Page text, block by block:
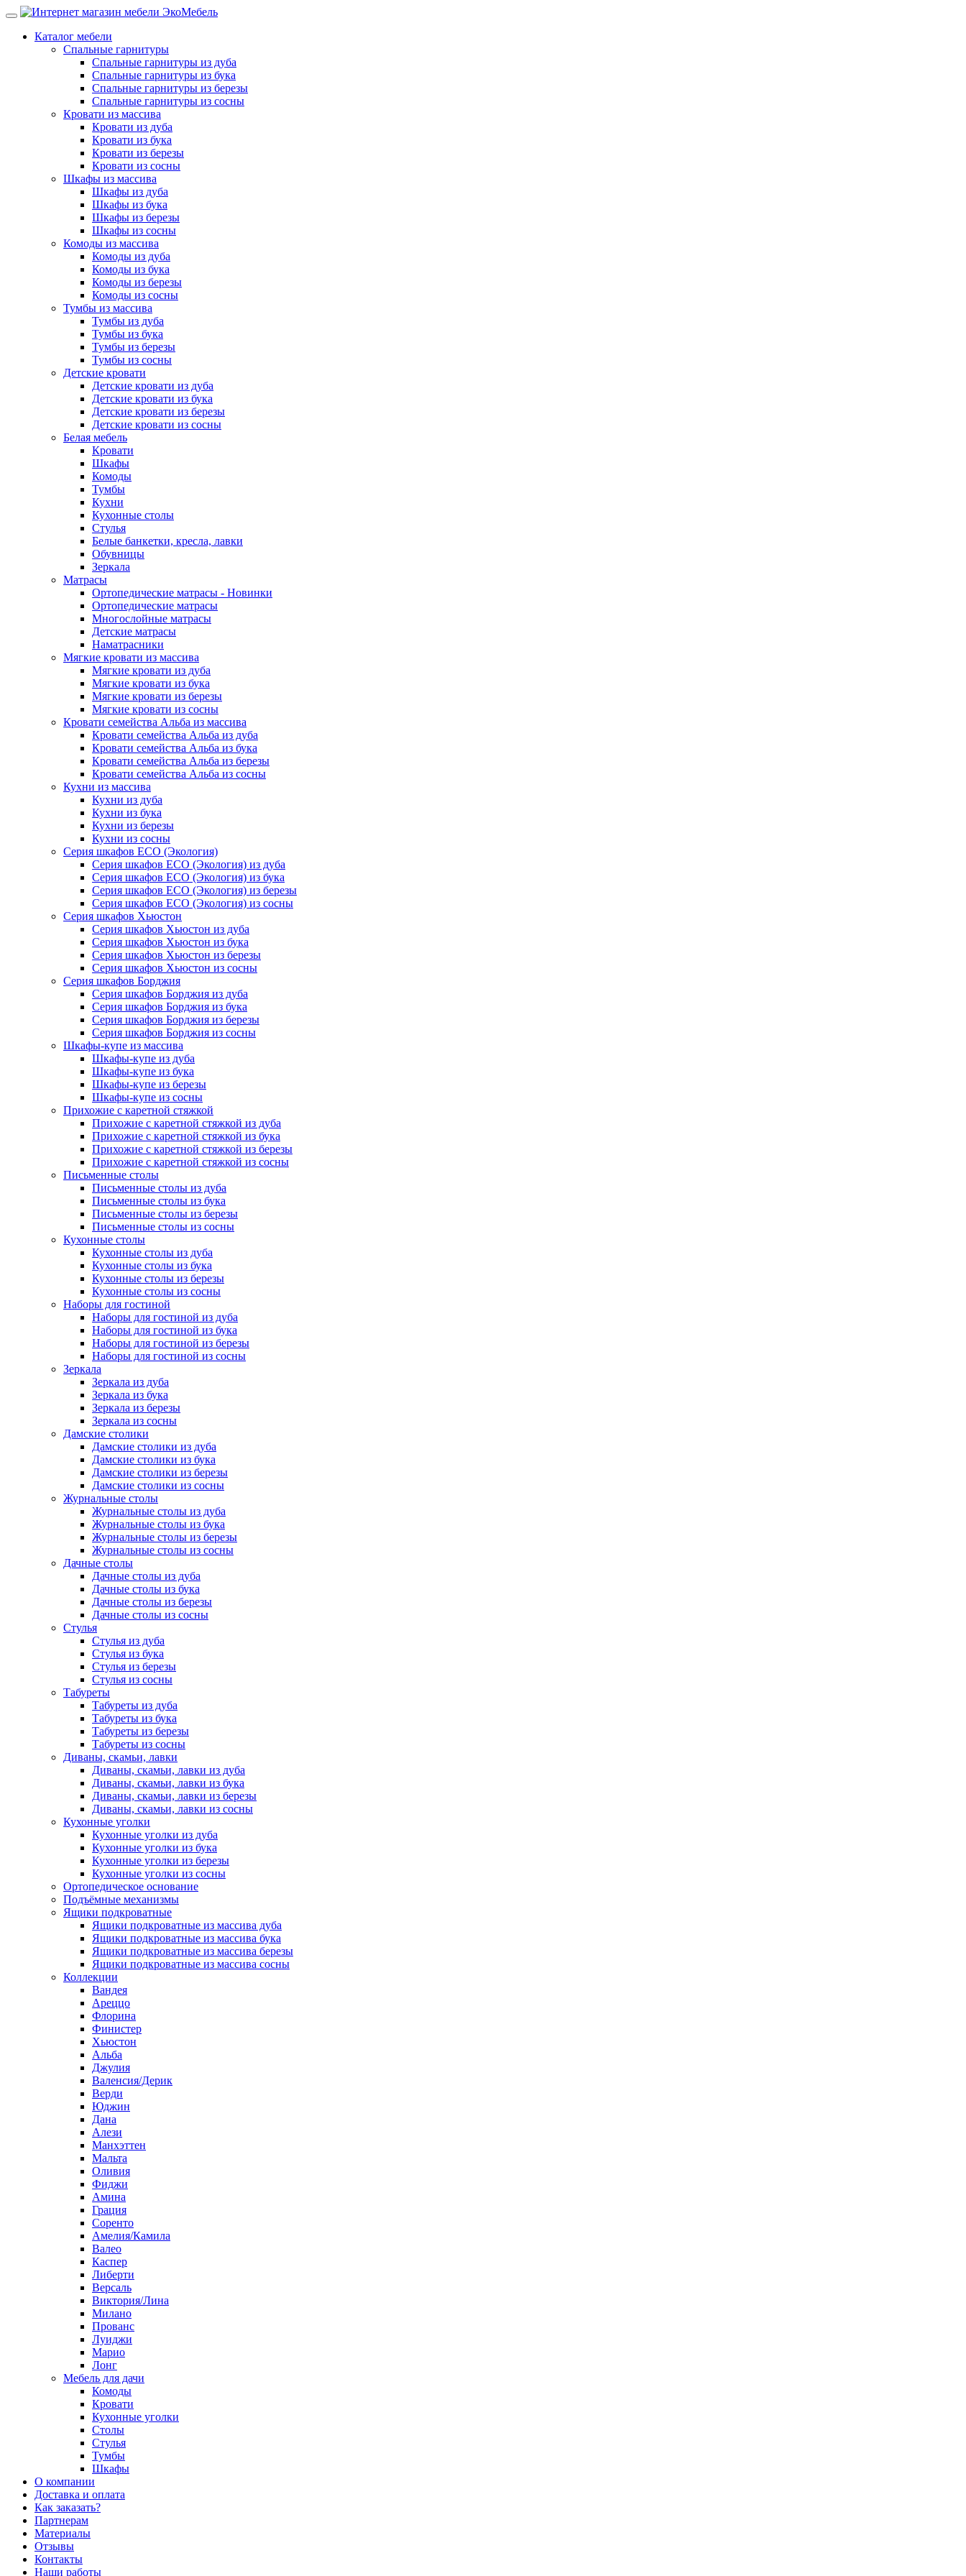
Каталог мебели
Спальные гарнитуры
Спальные гарнитуры из дуба
Спальные гарнитуры из бука
Спальные гарнитуры из березы
Спальные гарнитуры из сосны
Кровати из массива
Кровати из дуба
Кровати из бука
Кровати из березы
Кровати из сосны
Шкафы из массива
Шкафы из дуба
Шкафы из бука
Шкафы из березы
Шкафы из сосны
Комоды из массива
Комоды из дуба
Комоды из бука
Комоды из березы
Комоды из сосны
Тумбы из массива
Тумбы из дуба
Тумбы из бука
Тумбы из березы
Тумбы из сосны
Детские кровати
Детские кровати из дуба
Детские кровати из бука
Детские кровати из березы
Детские кровати из сосны
Белая мебель
Кровати
Шкафы
Комоды
Тумбы
Кухни
Кухонные столы
Стулья
Белые банкетки, кресла, лавки
Обувницы
Зеркала
Матрасы
Ортопедические матрасы - Новинки
Ортопедические матрасы
Многослойные матрасы
Детские матрасы
Наматрасники
Мягкие кровати из массива
Мягкие кровати из дуба
Мягкие кровати из бука
Мягкие кровати из березы
Мягкие кровати из сосны
Кровати семейства Альба из массива
Кровати семейства Альба из дуба
Кровати семейства Альба из бука
Кровати семейства Альба из березы
Кровати семейства Альба из сосны
Кухни из массива
Кухни из дуба
Кухни из бука
Кухни из березы
Кухни из сосны
Серия шкафов ECO (Экология)
Серия шкафов ECO (Экология) из дуба
Серия шкафов ECO (Экология) из бука
Серия шкафов ECO (Экология) из березы
Серия шкафов ECO (Экология) из сосны
Серия шкафов Хьюстон
Серия шкафов Хьюстон из дуба
Серия шкафов Хьюстон из бука
Серия шкафов Хьюстон из березы
Серия шкафов Хьюстон из сосны
Серия шкафов Борджия
Серия шкафов Борджия из дуба
Серия шкафов Борджия из бука
Серия шкафов Борджия из березы
Серия шкафов Борджия из сосны
Шкафы-купе из массива
Шкафы-купе из дуба
Шкафы-купе из бука
Шкафы-купе из березы
Шкафы-купе из сосны
Прихожие с каретной стяжкой
Прихожие с каретной стяжкой из дуба
Прихожие с каретной стяжкой из бука
Прихожие с каретной стяжкой из березы
Прихожие с каретной стяжкой из сосны
Письменные столы
Письменные столы из дуба
Письменные столы из бука
Письменные столы из березы
Письменные столы из сосны
Кухонные столы
Кухонные столы из дуба
Кухонные столы из бука
Кухонные столы из березы
Кухонные столы из сосны
Наборы для гостиной
Наборы для гостиной из дуба
Наборы для гостиной из бука
Наборы для гостиной из березы
Наборы для гостиной из сосны
Зеркала
Зеркала из дуба
Зеркала из бука
Зеркала из березы
Зеркала из сосны
Дамские столики
Дамские столики из дуба
Дамские столики из бука
Дамские столики из березы
Дамские столики из сосны
Журнальные столы
Журнальные столы из дуба
Журнальные столы из бука
Журнальные столы из березы
Журнальные столы из сосны
Дачные столы
Дачные столы из дуба
Дачные столы из бука
Дачные столы из березы
Дачные столы из сосны
Стулья
Стулья из дуба
Стулья из бука
Стулья из березы
Стулья из сосны
Табуреты
Табуреты из дуба
Табуреты из бука
Табуреты из березы
Табуреты из сосны
Диваны, скамьи, лавки
Диваны, скамьи, лавки из дуба
Диваны, скамьи, лавки из бука
Диваны, скамьи, лавки из березы
Диваны, скамьи, лавки из сосны
Кухонные уголки
Кухонные уголки из дуба
Кухонные уголки из бука
Кухонные уголки из березы
Кухонные уголки из сосны
Ортопедическое основание
Подъёмные механизмы
Ящики подкроватные
Ящики подкроватные из массива дуба
Ящики подкроватные из массива бука
Ящики подкроватные из массива березы
Ящики подкроватные из массива сосны
Коллекции
Вандея
Ареццо
Флорина
Финистер
Хьюстон
Альба
Джулия
Валенсия/Дерик
Верди
Юджин
Дана
Алези
Манхэттен
Мальта
Оливия
Фиджи
Амина
Грация
Соренто
Амелия/Камила
Валео
Каспер
Либерти
Версаль
Виктория/Лина
Милано
Прованс
Луиджи
Марио
Лонг
Мебель для дачи
Комоды
Кровати
Кухонные уголки
Столы
Стулья
Тумбы
Шкафы
О компании
Доставка и оплата
Как заказать?
Партнерам
Материалы
Отзывы
Контакты
Наши работы